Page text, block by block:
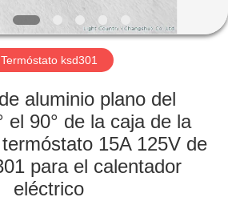
Termóstato ksd301
aluminio plano del
el 90° de la caja de la
15A 125V de
para el calentador
eléctrico